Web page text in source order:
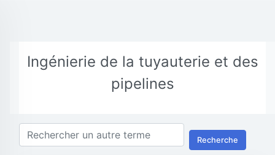
Ingénierie de la tuyauterie et des
pipelines
Recherche